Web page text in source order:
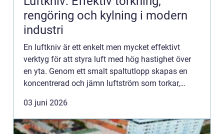
rengöring och kylning i modern
industri
En luftkniv är ett enkelt men mycket effektivt
verktyg för att styra luft med hög hastighet över
en yta. Genom ett smalt spaltutlopp skapas en
koncentrerad och jämn luftström som torkar,
03 juni 2026